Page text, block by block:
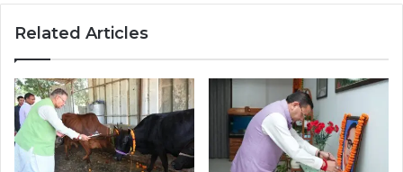
Related Articles